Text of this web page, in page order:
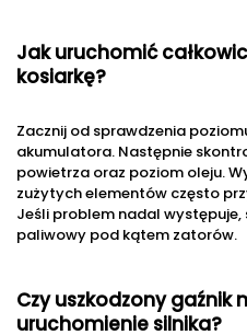
Jak uruchomić
kosiarkę?
Zacznij od sprawdzenia
akumulatora. Następnie
powietrza oraz poziom oleju.
zużytych elementów często
Jeśli problem nadal występuje,
paliwowy pod kątem zatorów.
Czy uszkodzony gaźnik
uruchomienie silnika?